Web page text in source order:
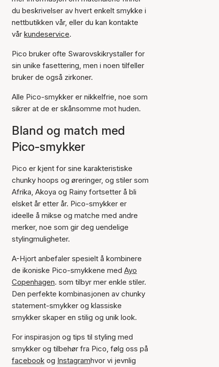
du beskrivelser av hvert enkelt smykke i
nettbutikken vår, eller du kan kontakte
vår kundeservice.
Pico bruker ofte Swarovskikrystaller for
sin unike fasettering, men i noen tilfeller
bruker de også zirkoner.
Alle Pico-smykker er nikkelfrie, noe som
sikrer at de er skånsomme mot huden.
Bland og match med
Pico-smykker
Pico er kjent for sine karakteristiske
chunky hoops og øreringer, og stiler som
Afrika, Akoya og Rainy fortsetter å bli
elsket år etter år. Pico-smykker er
ideelle å mikse og matche med andre
merker, noe som gir deg uendelige
stylingmuligheter.
A-Hjort anbefaler spesielt å kombinere
de ikoniske Pico-smykkene med Ayo
Copenhagen. som tilbyr mer enkle stiler.
Den perfekte kombinasjonen av chunky
statement-smykker og klassiske
smykker skaper en stilig og unik look.
For inspirasjon og tips til styling med
smykker og tilbehør fra Pico, følg oss på
facebook og Instagramhvor vi jevnlig